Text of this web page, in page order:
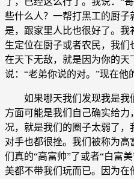
些什么人？一帮打黑工的厨子
是，跟家里人比也很好了。
生定位在厨子或者农民，我
在天下无敌，就是因为你的天
说：“老弟你说的对。”现在他
如果哪天我们发现我是我
方面可能是我们自己确实给
况，就是我们的圈子太弱了
对手也都很挫。我们被称为
们真的“高富帅”了或者“白富
美都不带我们玩而已。因为